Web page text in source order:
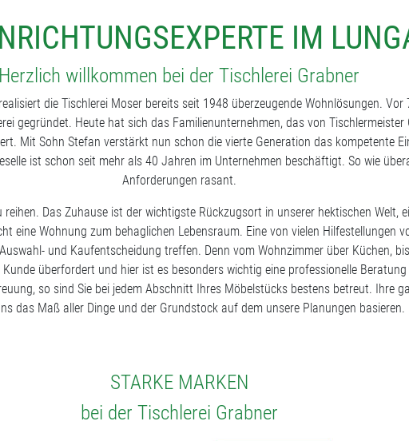
IM
Herzlich willkommen bei der Tischlerei Grabner
die Tischlerei Moser bereits seit 1948 überzeugende Wohnlösungen.
gegründet. Heute hat sich das Familienunternehmen, das von
Mit Sohn Stefan verstärkt nun schon die vierte Generation das kompetente
ist schon seit mehr als 40 Jahren im Unternehmen beschäftigt. So wie
Anforderungen rasant.
Das Zuhause ist der wichtigste Rückzugsort in unserer hektischen Welt,
eine Wohnung zum behaglichen Lebensraum. Eine von vielen Hilfestellungen
und Kaufentscheidung treffen. Denn vom Wohnzimmer über Küchen,
überfordert und hier ist es besonders wichtig eine professionelle
so sind Sie bei jedem Abschnitt Ihres Möbelstücks bestens betreut. Ihre
das Maß aller Dinge und der Grundstock auf dem unsere Planungen basieren.
STARKE MARKEN
bei der Tischlerei Grabner